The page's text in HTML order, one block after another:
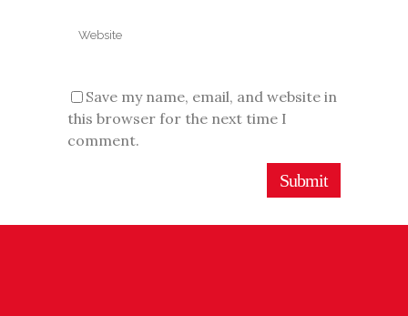
Save my name, email, and website in
this browser for the next time I
comment.